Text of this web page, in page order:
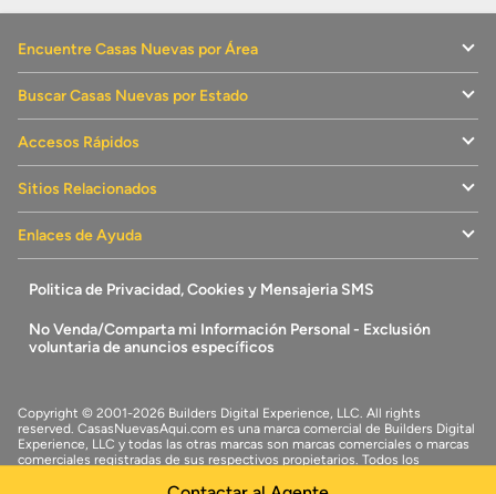
Encuentre Casas Nuevas por Área
Buscar Casas Nuevas por Estado
Accesos Rápidos
Sitios Relacionados
Enlaces de Ayuda
Politica de Privacidad, Cookies y Mensajeria SMS
No Venda/Comparta mi Información Personal - Exclusión
voluntaria de anuncios específicos
Copyright © 2001-2026 Builders Digital Experience, LLC. All rights
reserved. CasasNuevasAqui.com es una marca comercial de Builders Digital
Experience, LLC y todas las otras marcas son marcas comerciales o marcas
comerciales registradas de sus respectivos propietarios. Todos los